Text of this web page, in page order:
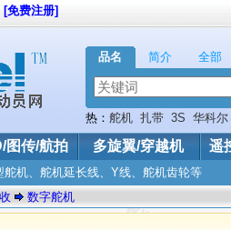
品名 简介 全部
热： 舵机 扎带 3S 华科尔
Phantom 起落架
图传/航拍 多旋翼/穿越机 遥
[免费注册]
机、舵机延长线、Y线、舵机齿轮等
数字舵机